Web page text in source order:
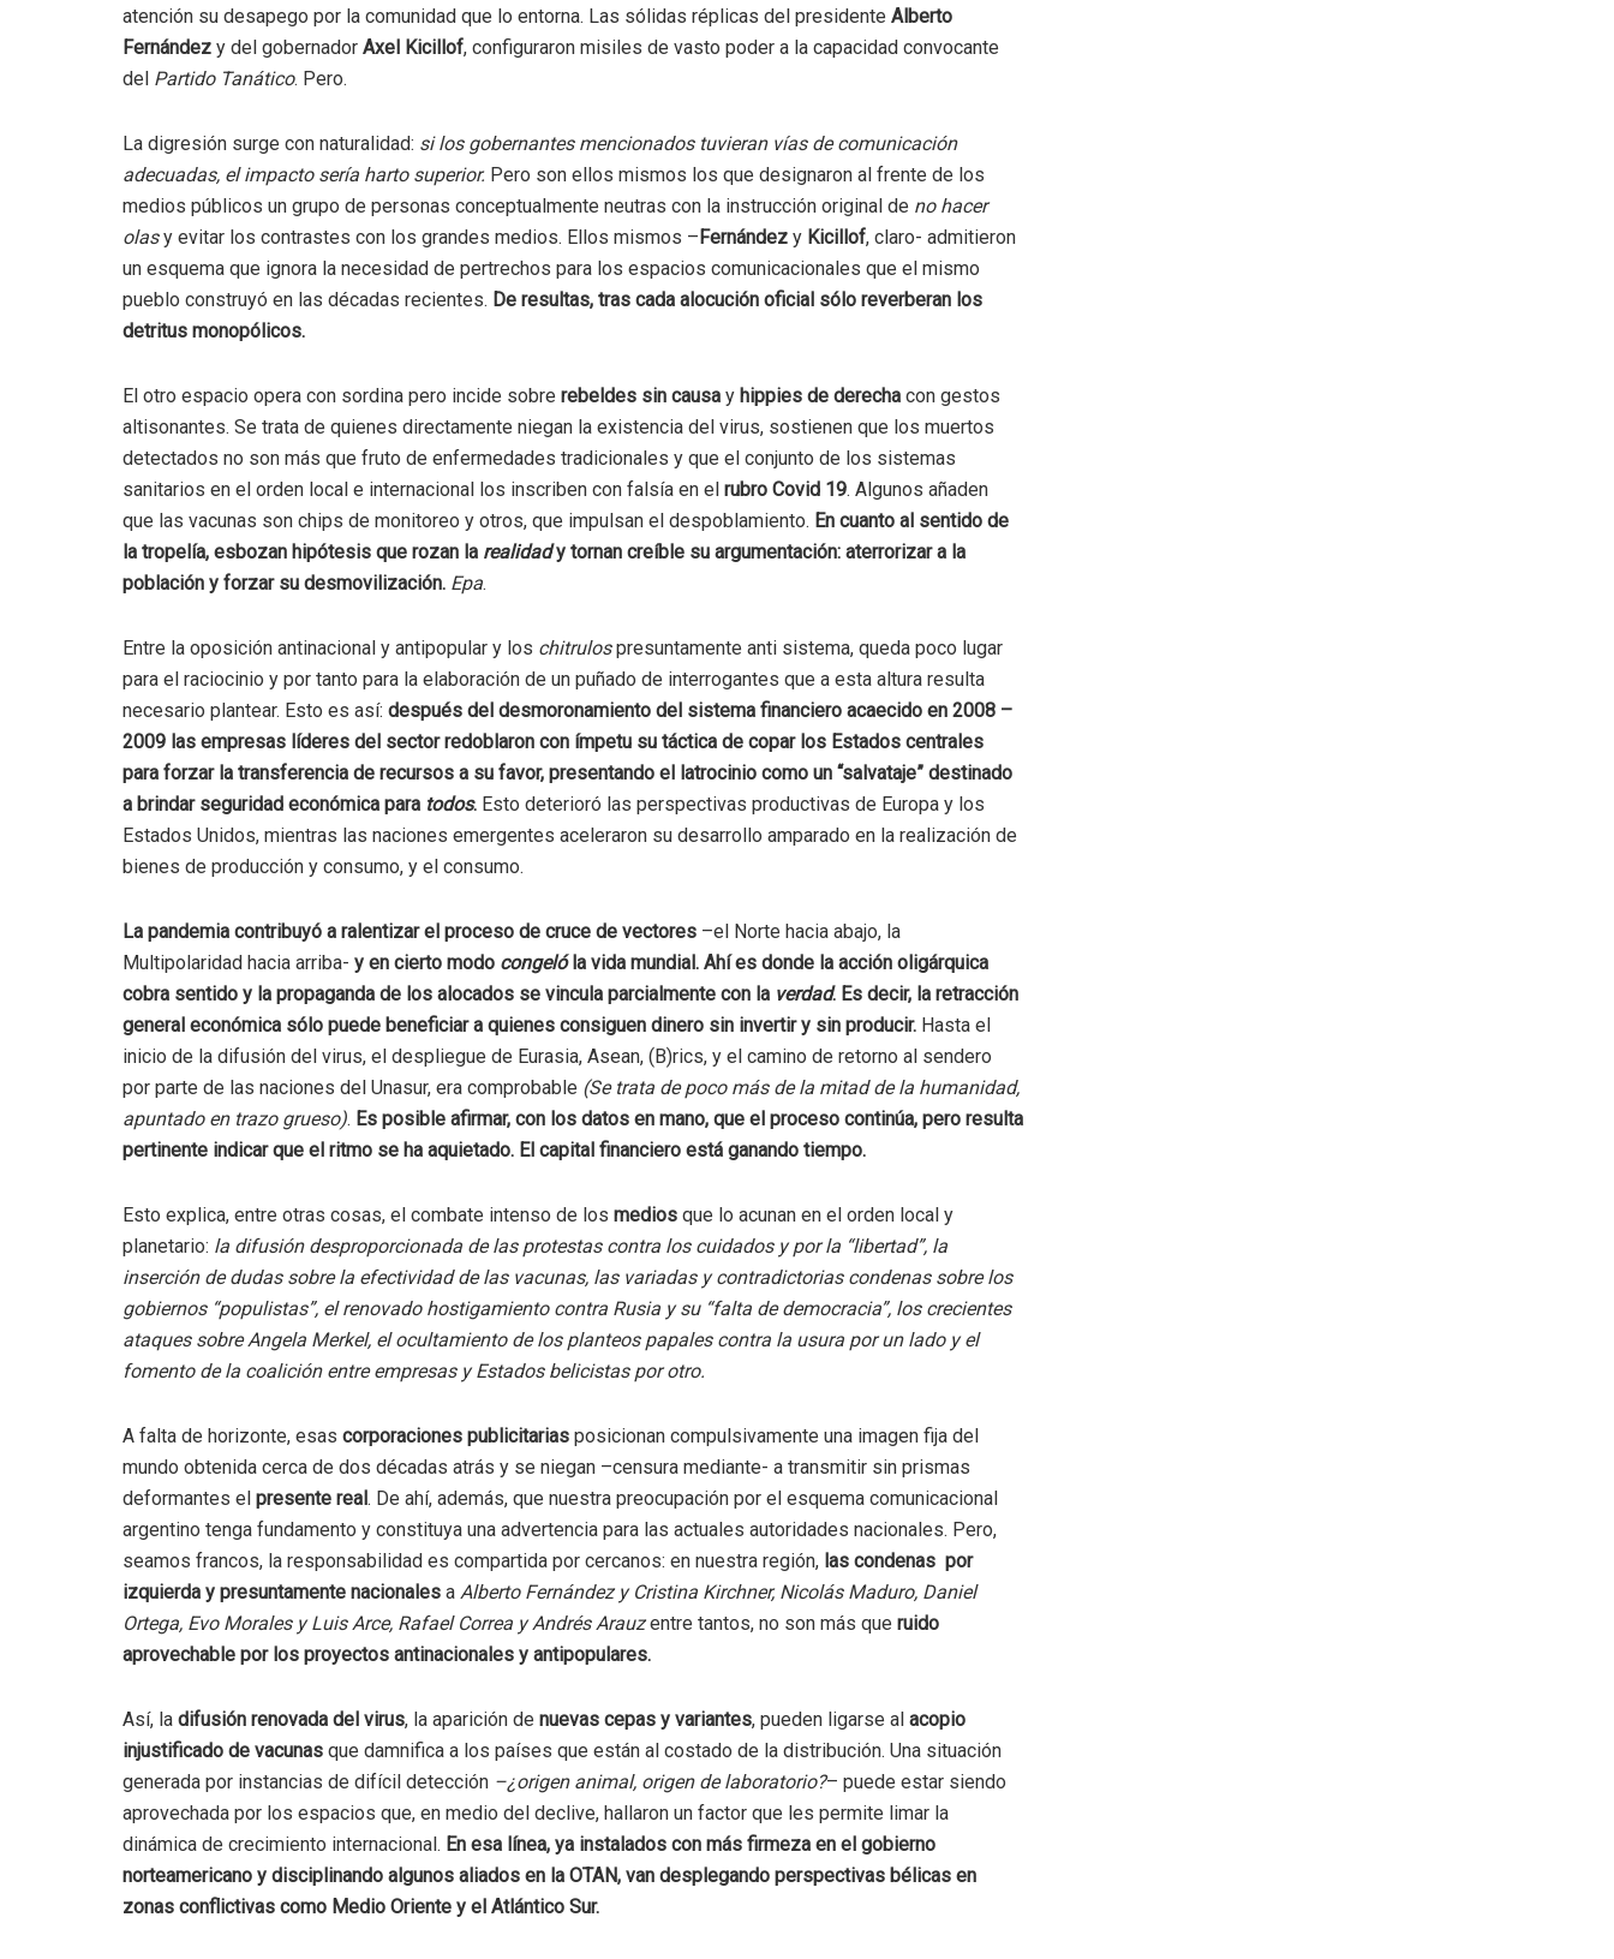
atención su desapego por la comunidad que lo entorna. Las sólidas réplicas del presidente Alberto
Fernández y del gobernador Axel Kicillof, configuraron misiles de vasto poder a la capacidad convocante
del Partido Tanático. Pero.
La digresión surge con naturalidad: si los gobernantes mencionados tuvieran vías de comunicación
adecuadas, el impacto sería harto superior. Pero son ellos mismos los que designaron al frente de los
medios públicos un grupo de personas conceptualmente neutras con la instrucción original de no hacer
olasy evitar los contrastes con los grandes medios. Ellos mismos –Fernández y Kicillof, claro- admitieron
un esquema que ignora la necesidad de pertrechos para los espacios comunicacionales que el mismo
pueblo construyó en las décadas recientes. De resultas, tras cada alocución oficial sólo reverberan los
detritus monopólicos.
El otro espacio opera con sordina pero incide sobre rebeldes sin causa y hippies de derecha con gestos
altisonantes. Se trata de quienes directamente niegan la existencia del virus, sostienen que los muertos
detectados no son más que fruto de enfermedades tradicionales y que el conjunto de los sistemas
sanitarios en el orden local e internacional los inscriben con falsía en el rubro Covid 19. Algunos añaden
que las vacunas son chips de monitoreo y otros, que impulsan el despoblamiento. En cuanto al sentido de
la tropelía, esbozan hipótesis que rozan la realidady tornan creíble su argumentación: aterrorizar a la
población y forzar su desmovilización. Epa.
Entre la oposición antinacional y antipopular y los chitrulospresuntamente anti sistema, queda poco lugar
para el raciocinio y por tanto para la elaboración de un puñado de interrogantes que a esta altura resulta
necesario plantear. Esto es así: después del desmoronamiento del sistema financiero acaecido en 2008 –
2009 las empresas líderes del sector redoblaron con ímpetu su táctica de copar los Estados centrales
para forzar la transferencia de recursos a su favor, presentando el latrocinio como un “salvataje” destinado
a brindar seguridad económica para todos. Esto deterioró las perspectivas productivas de Europa y los
Estados Unidos, mientras las naciones emergentes aceleraron su desarrollo amparado en la realización de
bienes de producción y consumo, y el consumo.
La pandemia contribuyó a ralentizar el proceso de cruce de vectores –el Norte hacia abajo, la
Multipolaridad hacia arriba- y en cierto modo congelóla vida mundial. Ahí es donde la acción oligárquica
cobra sentido y la propaganda de los alocados se vincula parcialmente con la verdad. Es decir, la retracción
general económica sólo puede beneficiar a quienes consiguen dinero sin invertir y sin producir. Hasta el
inicio de la difusión del virus, el despliegue de Eurasia, Asean, (B)rics, y el camino de retorno al sendero
por parte de las naciones del Unasur, era comprobable (Se trata de poco más de la mitad de la humanidad,
apuntado en trazo grueso). Es posible afirmar, con los datos en mano, que el proceso continúa, pero resulta
pertinente indicar que el ritmo se ha aquietado. El capital financiero está ganando tiempo.
Esto explica, entre otras cosas, el combate intenso de los medios que lo acunan en el orden local y
planetario: la difusión desproporcionada de las protestas contra los cuidados y por la “libertad”, la
inserción de dudas sobre la efectividad de las vacunas, las variadas y contradictorias condenas sobre los
gobiernos “populistas”, el renovado hostigamiento contra Rusia y su “falta de democracia”, los crecientes
ataques sobre Angela Merkel, el ocultamiento de los planteos papales contra la usura por un lado y el
fomento de la coalición entre empresas y Estados belicistas por otro.
A falta de horizonte, esas corporaciones publicitarias posicionan compulsivamente una imagen fija del
mundo obtenida cerca de dos décadas atrás y se niegan –censura mediante- a transmitir sin prismas
deformantes el presente real. De ahí, además, que nuestra preocupación por el esquema comunicacional
argentino tenga fundamento y constituya una advertencia para las actuales autoridades nacionales. Pero,
seamos francos, la responsabilidad es compartida por cercanos: en nuestra región, las condenas por
izquierda y presuntamente nacionales a Alberto Fernández y Cristina Kirchner, Nicolás Maduro, Daniel
Ortega, Evo Morales y Luis Arce, Rafael Correa y Andrés Arauzentre tantos, no son más que ruido
aprovechable por los proyectos antinacionales y antipopulares.
Así, la difusión renovada del virus, la aparición de nuevas cepas y variantes, pueden ligarse al acopio
injustificado de vacunas que damnifica a los países que están al costado de la distribución. Una situación
generada por instancias de difícil detección –¿origen animal, origen de laboratorio?– puede estar siendo
aprovechada por los espacios que, en medio del declive, hallaron un factor que les permite limar la
dinámica de crecimiento internacional. En esa línea, ya instalados con más firmeza en el gobierno
norteamericano y disciplinando algunos aliados en la OTAN, van desplegando perspectivas bélicas en
zonas conflictivas como Medio Oriente y el Atlántico Sur.